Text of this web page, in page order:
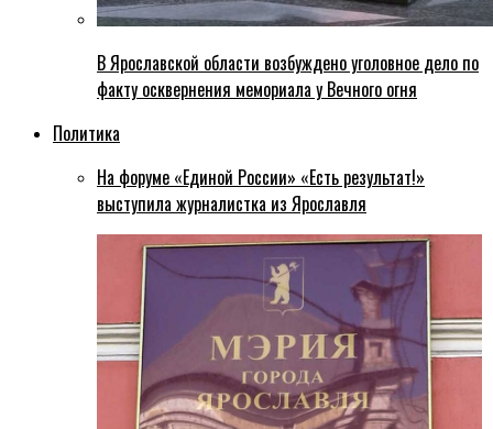
В Ярославской области возбуждено уголовное дело по
факту осквернения мемориала у Вечного огня
Политика
На форуме «Единой России» «Есть результат!»
выступила журналистка из Ярославля